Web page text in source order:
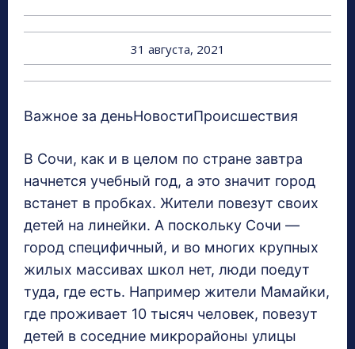
31 августа, 2021
Важное за деньНовостиПроисшествия
В Сочи, как и в целом по стране завтра
начнется учебный год, а это значит город
встанет в пробках. Жители повезут своих
детей на линейки. А поскольку Сочи —
город специфичный, и во многих крупных
жилых массивах школ нет, люди поедут
туда, где есть. Например жители Мамайки,
где проживает 10 тысяч человек, повезут
детей в соседние микрорайоны улицы